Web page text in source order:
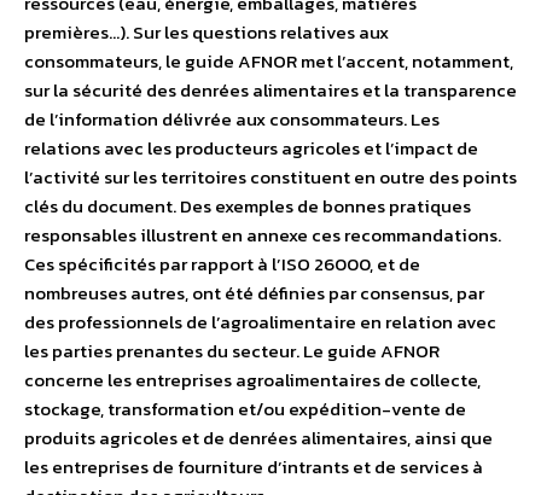
premières…). Sur les questions relatives aux
consommateurs, le guide AFNOR met l’accent, notamment,
sur la sécurité des denrées alimentaires et la transparence
de l’information délivrée aux consommateurs. Les
relations avec les producteurs agricoles et l’impact de
l’activité sur les territoires constituent en outre des points
clés du document. Des exemples de bonnes pratiques
responsables illustrent en annexe ces recommandations.
Ces spécificités par rapport à l’ISO 26000, et de
nombreuses autres, ont été définies par consensus, par
des professionnels de l’agroalimentaire en relation avec
les parties prenantes du secteur. Le guide AFNOR
concerne les entreprises agroalimentaires de collecte,
stockage, transformation et/ou expédition-vente de
produits agricoles et de denrées alimentaires, ainsi que
les entreprises de fourniture d’intrants et de services à